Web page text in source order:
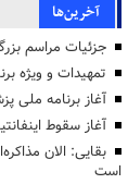
آخرین‌ها
جزئیات مراسم
تمهیدات و ویژه
آغاز برنامه ملی پزشکی خانواده در
آغاز سقوط
بقایی: الان
است